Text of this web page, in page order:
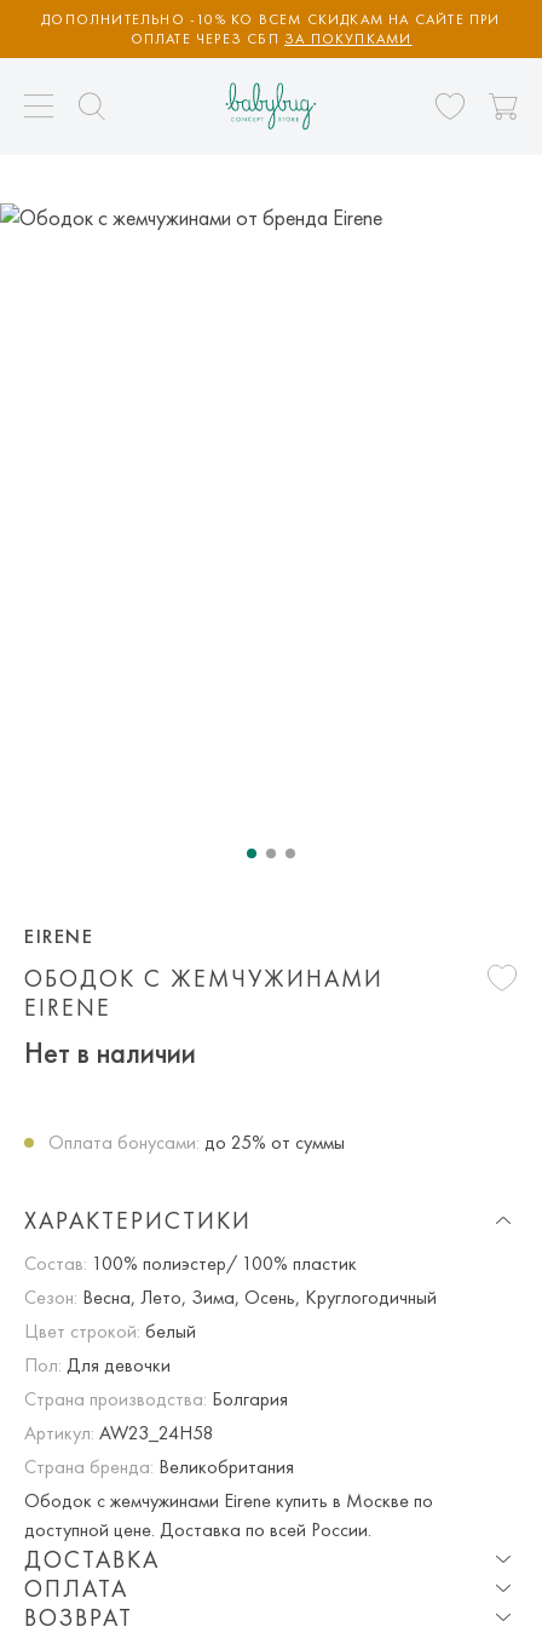
ДОПОЛНИТЕЛЬНО -10% КО ВСЕМ СКИДКАМ НА САЙТЕ ПРИ
ОПЛАТЕ ЧЕРЕЗ СБП ЗА ПОКУПКАМИ
ОБОДОК С ЖЕМЧУЖИНАМИ
EIRENE
EIRENE
Нет в наличии
Оплата бонусами: до 25% от суммы
ХАРАКТЕРИСТИКИ
Состав: 100% полиэстер/ 100% пластик
Сезон: Весна, Лето, Зима, Осень, Круглогодичный
Цвет строкой: белый
Пол: Для девочки
Страна производства: Болгария
Артикул: AW23_24H58
Страна бренда: Великобритания
Ободок с жемчужинами Eirene купить в Москве по
доступной цене. Доставка по всей России.
ДОСТАВКА
Опция частичная доставка и примерка доступна для
ОПЛАТА
ВОЗВРАТ